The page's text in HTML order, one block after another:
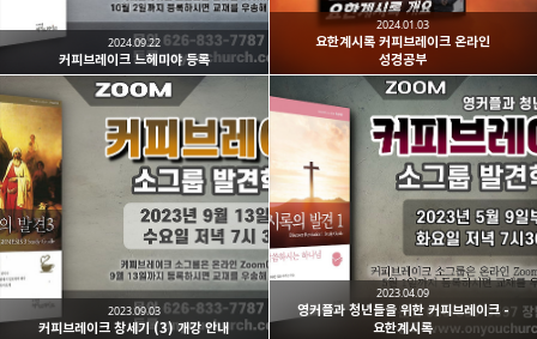
커피브레이크 느헤미야 등록
2024.09.22
요한계시록 커피브레이크 온라인
성경공부
2024.01.03
커피브레이크 창세기 (3) 개강 안내
2023.09.03
영커플과 청년들을 위한 커피브레이크 -
요한계시록
2023.04.09